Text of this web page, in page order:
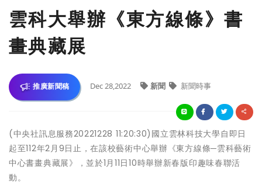
雲科大舉辦《東方線條》書
畫典藏展
推廣新聞稿 Dec 28,2022 新聞 新聞時事
(中央社訊息服務20221228 11:20:30)國立雲林科技大學自即日
起至112年2月9日止，在該校藝術中心舉辦《東方線條─雲科藝術
中心書畫典藏展》，並於1月11日10時舉辦新春版印趣味春聯活
動。